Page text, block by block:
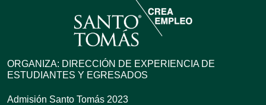
ORGANIZA: DIRECCIÓN DE EXPERIENCIA DE
ESTUDIANTES Y EGRESADOS
Admisión Santo Tomás 2023